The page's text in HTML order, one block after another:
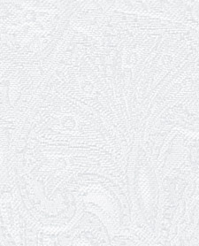
«Божевільна
01.04.2026
Трудовий ювілей
27.03.2026
З Всесвітнім днем
26.03.2026
Божевільна родина
25.03.2026
Нам — 79!